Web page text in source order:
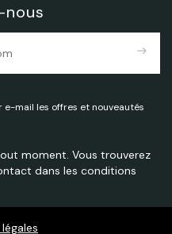
nous
east
e-mail les offres et nouveautés
moment. Vous trouverez
dans les conditions